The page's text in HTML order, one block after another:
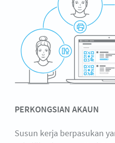
PERKONGSIAN AKAUN
Susun kerja berpasukan